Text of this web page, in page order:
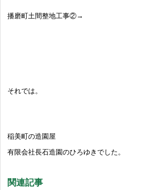
播磨町土間整地工事②→
それでは。
稲美町の造園屋
有限会社長石造園のひろゆきでした。
関連記事